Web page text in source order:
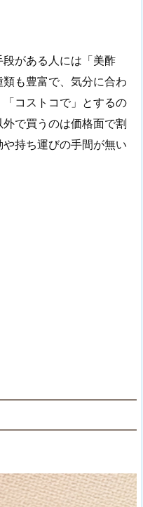
がある人には「美酢
類も豊富で、気分に合わ
コストコで」とするの
で買うのは価格面で割
持ち運びの手間が無い